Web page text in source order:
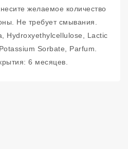
желаемое количество
Не требует смывания.
Hydroxyethylcellulose, Lactic
Sorbate, Parfum.
6 месяцев.